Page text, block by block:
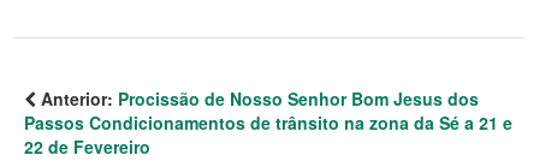
Anterior: Procissão de Nosso Senhor Bom Jesus dos
Passos Condicionamentos de trânsito na zona da Sé a 21 e
22 de Fevereiro